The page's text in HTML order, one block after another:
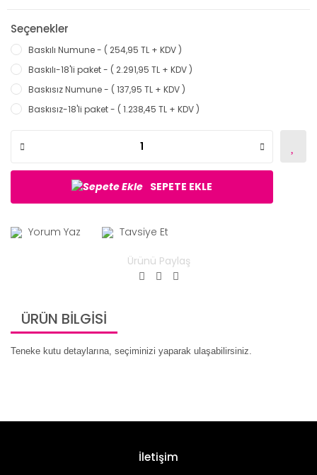
Seçenekler
Baskılı Numune - ( 254,95 TL + KDV )
Baskılı-18'li paket - ( 2.291,95 TL + KDV )
Baskısız Numune - ( 137,95 TL + KDV )
Baskısız-18'li paket - ( 1.238,45 TL + KDV )
SEPETE EKLE
Yorum Yaz Tavsiye Et
Ürünü Paylaş
ÜRÜN BİLGİSİ
Teneke kutu detaylarına, seçiminizi yaparak ulaşabilirsiniz.
İletişim